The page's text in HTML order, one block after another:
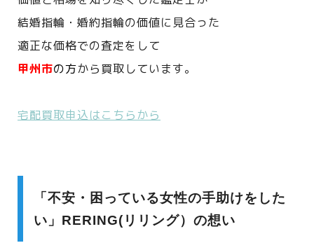
結婚指輪・婚約指輪の価値に見合った
適正な価格での査定をして
甲州市の方から買取しています。
宅配買取申込はこちらから
「不安・困っている女性の手助けをした
い」RERING(リリング）の想い